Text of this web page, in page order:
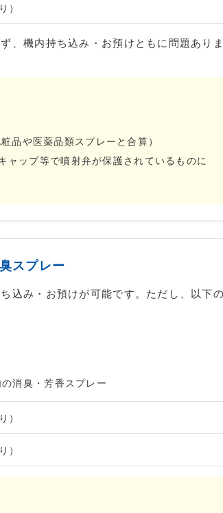
）
、機内持ち込み・お預けともに問題ありま
品や医薬品類スプレーと合算）
ャップ等で噴射弁が保護されているものに
スプレー
込み・お預けが可能です。ただし、以下の
消臭・芳香スプレー
）
）